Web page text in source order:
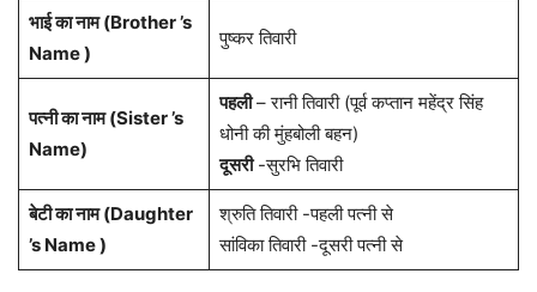
भाई का नाम (Brother ’s
Name )
पुष्कर तिवारी
पत्नी का नाम (Sister ’s
Name)
पहली– रानी तिवारी (पूर्व कप्तान महेंद्र सिंह
धोनी की मुंहबोली बहन)
दूसरी-सुरभि तिवारी
बेटी का नाम (Daughter
’s Name )
श्रुति तिवारी -पहली पत्नी से
सांविका तिवारी -दूसरी पत्नी से